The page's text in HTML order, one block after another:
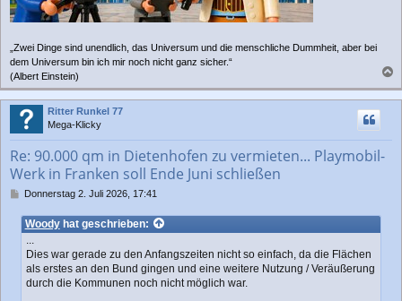
„Zwei Dinge sind unendlich, das Universum und die menschliche Dummheit, aber bei
dem Universum bin ich mir noch nicht ganz sicher.“
(Albert Einstein)
a
c
Ritter Runkel 77
Mega-Klicky
Re: 90.000 qm in Dietenhofen zu vermieten... Playmobil-
Werk in Franken soll Ende Juni schließen
B
i
t
Donnerstag 2. Juli 2026, 17:41
Woodyhat geschrieben:
Dies war gerade zu den Anfangszeiten nicht so einfach, da die Flächen
als erstes an den Bund gingen und eine weitere Nutzung / Veräußerung
durch die Kommunen noch nicht möglich war.